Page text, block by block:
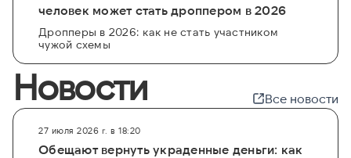
человек может стать дроппером в 2026
Дропперы в 2026: как не стать участником
чужой схемы
Новости Все новости
27 июля 2026 г. в 18:20
Обещают вернуть украденные деньги: как